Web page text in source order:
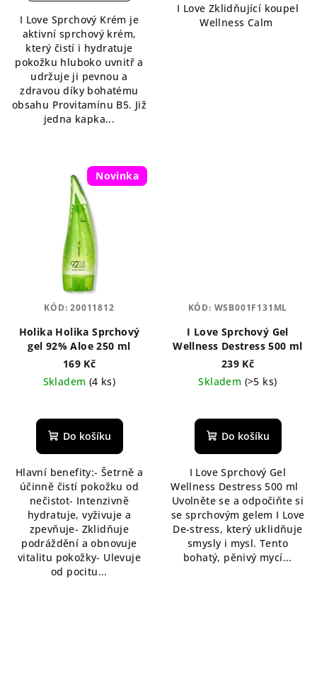
I Love Sprchový Krém je
aktivní sprchový krém,
který čistí i hydratuje
pokožku hluboko uvnitř a
udržuje ji pevnou a
zdravou díky bohatému
obsahu Provitamínu B5. Již
jedna kapka...
I Love Zklidňující koupel
Wellness Calm
Novinka
Holika Holika Sprchový
gel 92% Aloe 250 ml
169 Kč
Skladem (4 ks)
hodnocení
produktu
z
5
hvězdiček.
Do košíku
Hlavní benefity:- Šetrně a
účinně čistí pokožku od
nečistot- Intenzivně
hydratuje, vyživuje a
zpevňuje- Zklidňuje
podráždění a obnovuje
vitalitu pokožky- Ulevuje
od pocitu...
KÓD:20011812
I Love Sprchový Gel
Wellness Destress 500 ml
239 Kč
Skladem (>5 ks)
hodnocení
produktu
z
5
hvězdiček.
Do košíku
I Love Sprchový Gel
Wellness Destress 500 ml
Uvolněte se a odpočiňte si
se sprchovým gelem I Love
De-stress, který uklidňuje
smysly i mysl. Tento
bohatý, pěnivý mycí...
KÓD: WSB001F131ML